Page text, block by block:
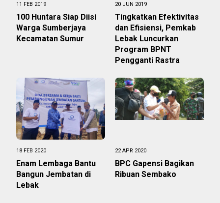
11 FEB 2019
100 Huntara Siap Diisi
Warga Sumberjaya
Kecamatan Sumur
20 JUN 2019
Tingkatkan Efektivitas
dan Efisiensi, Pemkab
Lebak Luncurkan
Program BPNT
Pengganti Rastra
18 FEB 2020
Enam Lembaga Bantu
Bangun Jembatan di
Lebak
22 APR 2020
BPC Gapensi Bagikan
Ribuan Sembako